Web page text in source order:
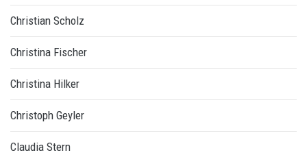
Christian Scholz
Christina Fischer
Christina Hilker
Christoph Geyler
Claudia Stern